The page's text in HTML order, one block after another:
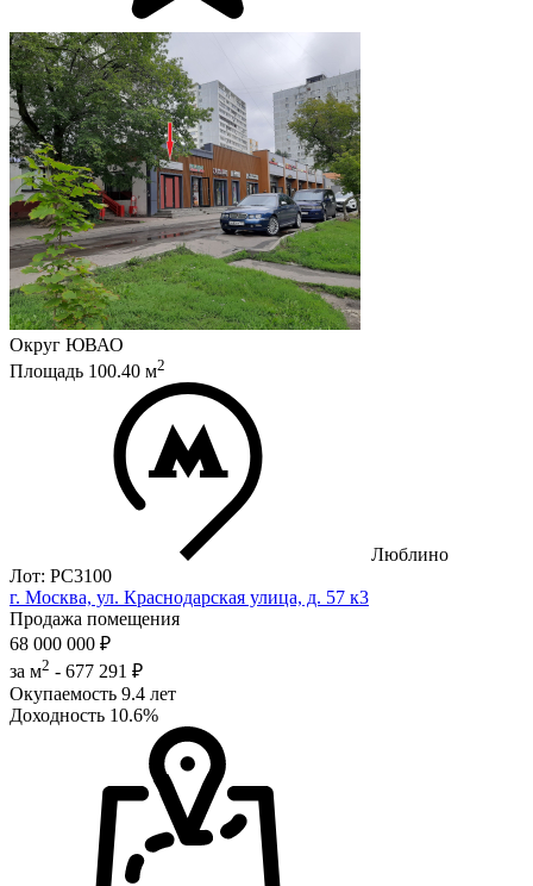
Округ ЮВАО
Площадь 100.40 м2
Люблино
Лот: РС3100
г. Москва, ул. Краснодарская улица, д. 57 к3
Продажа помещения
68 000 000 ₽
за м2 - 677 291 ₽
Окупаемость 9.4 лет
Доходность 10.6%